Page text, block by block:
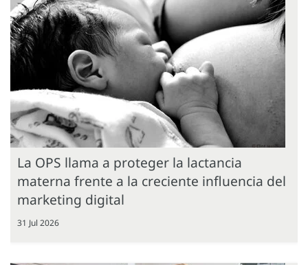
La OPS llama a proteger la lactancia
materna frente a la creciente influencia del
marketing digital
31 Jul 2026